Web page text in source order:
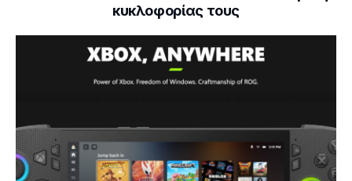
κυκλοφορίας τους